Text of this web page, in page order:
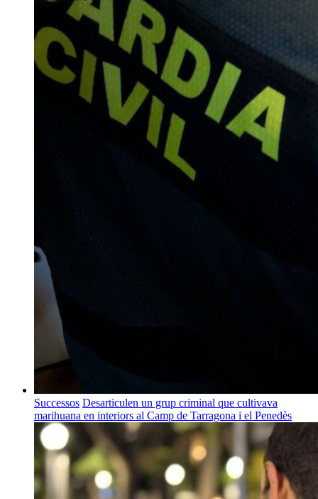
Successos Desarticulen un grup criminal que cultivava
marihuana en interiors al Camp de Tarragona i el Penedès